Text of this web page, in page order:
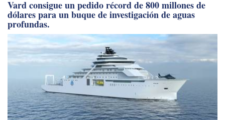
Vard consigue un pedido récord de 800 millones de
dólares para un buque de investigación de aguas
profundas.